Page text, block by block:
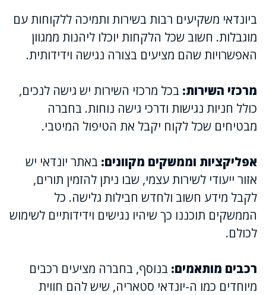
ביונדאי משקיעים רבות בשירות ותמיכה ללקוחות עם
מוגבלות. חשוב שכל הלקחות יוכלו ליהנות ממגוון
האפשרויות שהם מציעים בצורה נגישה וידידותית.
מרכזי השירות: בכל מרכזי השירות יש גישה לנכים,
כולל חניות נגישות ודרכי גישה נוחות. בחברה
מבטיחים שכל לקוח יקבל את הטיפול המיטבי.
אפליקציות וממשקים מקוונים: באתר יונדאי יש
אזור ייעודי לשירות עצמי, שבו ניתן להזמין תורים,
לקבל מידע חשוב ולחדש חבילות גלישה. כל
הממשקים תוכננו כך שיהיו נגישים וידידותיים לשימוש
לכולם.
רכבים מותאמים: בנוסף, בחברה מציעים רכבים
מיוחדים כמו ה-יונדאי סטאריה, שיש להם חווית